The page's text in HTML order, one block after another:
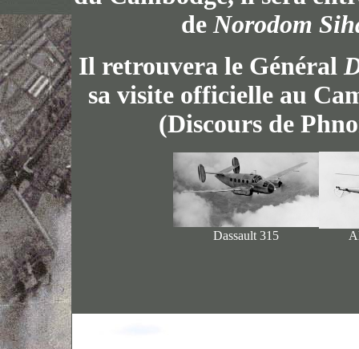
deNorodom
Il retrouvera le Général
sa visite officielle au
(Discours de
Dassault 315